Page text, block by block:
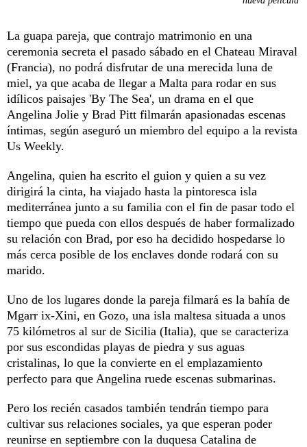
La guapa pareja, que contrajo matrimonio en una
ceremonia secreta el pasado sábado en el Chateau Miraval
(Francia), no podrá disfrutar de una merecida luna de
miel, ya que acaba de llegar a Malta para rodar en sus
idílicos paisajes 'By The Sea', un drama en el que
Angelina Jolie y Brad Pitt filmarán apasionadas escenas
íntimas, según aseguró un miembro del equipo a la revista
Us Weekly.
Angelina, quien ha escrito el guion y quien a su vez
dirigirá la cinta, ha viajado hasta la pintoresca isla
mediterránea junto a su familia con el fin de pasar todo el
tiempo que pueda con ellos después de haber formalizado
su relación con Brad, por eso ha decidido hospedarse lo
más cerca posible de los enclaves donde rodará con su
marido.
Uno de los lugares donde la pareja filmará es la bahía de
Mgarr ix-Xini, en Gozo, una isla maltesa situada a unos
75 kilómetros al sur de Sicilia (Italia), que se caracteriza
por sus escondidas playas de piedra y sus aguas
cristalinas, lo que la convierte en el emplazamiento
perfecto para que Angelina ruede escenas submarinas.
Pero los recién casados también tendrán tiempo para
cultivar sus relaciones sociales, ya que esperan poder
reunirse en septiembre con la duquesa Catalina de